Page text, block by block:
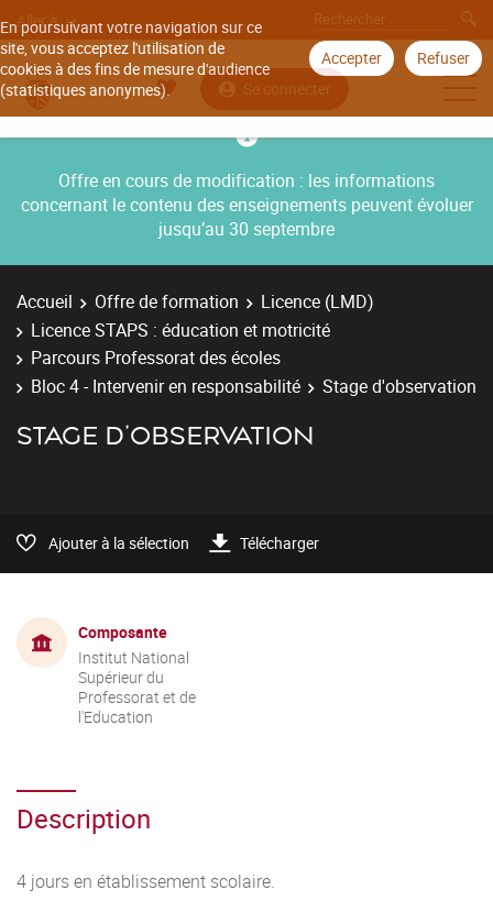
En poursuivant votre navigation sur ce
site, vous acceptez l'utilisation de
cookies à des fins de mesure d'audience
(statistiques anonymes).
Accepter Refuser
Aller à
Se connecter
Offre en cours de modification : les informations
concernant le contenu des enseignements peuvent évoluer
jusqu’au 30 septembre
Accueil Offre de formation
Licence (LMD)
Licence STAPS : éducation et motricité
Parcours Professorat des écoles
Bloc 4 - Intervenir en responsabilité
Stage d'observation
STAGE D'OBSERVATION
Ajouter à la sélection Télécharger
Composante
Institut National
Supérieur du
Professorat et de
l'Education
Description
4 jours en établissement scolaire.